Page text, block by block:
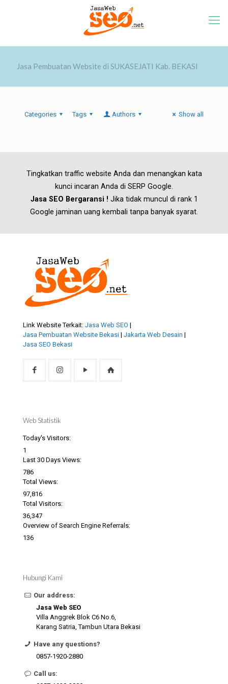
Jasa Pembuatan Website di SUKASEJATI Kab. BEKASI
Categories Tags Authors Show all
Tingkatkan traffic website Anda dan menangkan kata
kunci incaran Anda di SERP Google.
Jasa SEO Bergaransi ! Jika tidak muncul di rank 1
Google jaminan uang kembali tanpa banyak syarat.
Link Website Terkait: Jasa Web SEO |
Jasa Pembuatan Website Bekasi | Jakarta Web Desain |
Jasa SEO Bekasi
Web Statistik
Today's Visitors:
1
Last 30 Days Views:
786
Total Views:
97,816
Total Visitors:
36,347
Overview of Search Engine Referrals:
136
Hubungi Kami
Our address:
Jasa Web SEO
Villa Anggrek Blok C6 No.6,
Karang Satria, Tambun Utara Bekasi
Have any questions?
0857-1920-2880
Call us: